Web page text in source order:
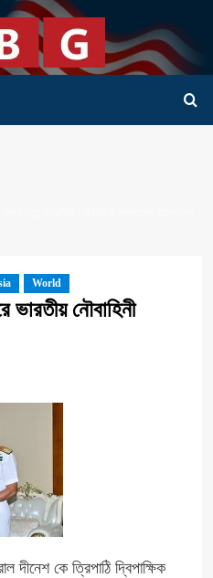
World
ভারতীয় নৌবাহিনী
দীনেশ কে ত্রিপাঠি দ্বিপাক্ষিক